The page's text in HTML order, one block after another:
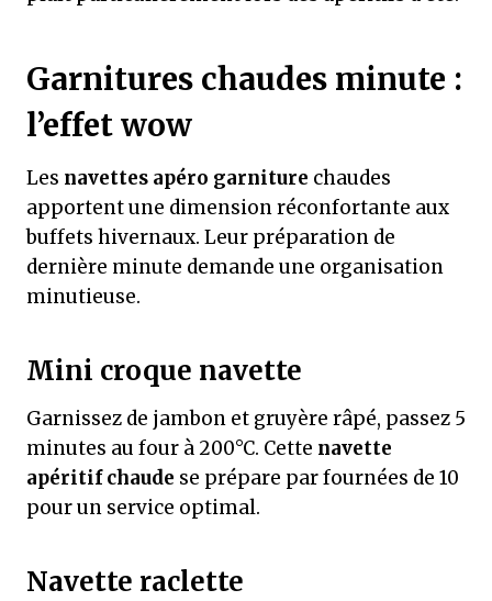
Garnitures chaudes minute :
l’effet wow
Les navettes apéro garniture chaudes
apportent une dimension réconfortante aux
buffets hivernaux. Leur préparation de
dernière minute demande une organisation
minutieuse.
Mini croque navette
Garnissez de jambon et gruyère râpé, passez 5
minutes au four à 200°C. Cette navette
apéritif chaude se prépare par fournées de 10
pour un service optimal.
Navette raclette